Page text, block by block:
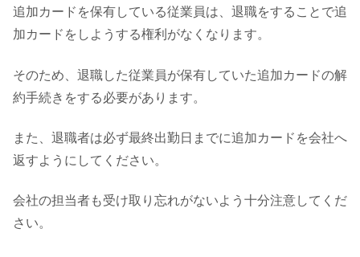
追加カードを保有している従業員は、退職をすることで追
加カードをしようする権利がなくなります。
そのため、退職した従業員が保有していた追加カードの解
約手続きをする必要があります。
また、退職者は必ず最終出勤日までに追加カードを会社へ
返すようにしてください。
会社の担当者も受け取り忘れがないよう十分注意してくだ
さい。